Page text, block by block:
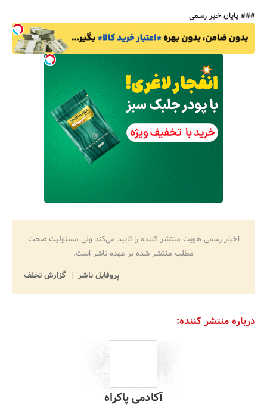
### پایان خبر رسمی
اخبار رسمی هویت منتشر کننده را تایید می‌کند ولی مسئولیت صحت
مطلب منتشر شده بر عهده ناشر است.
پروفایل ناشر
گزارش تخلف
درباره منتشر کننده:
آکادمی پاکراه